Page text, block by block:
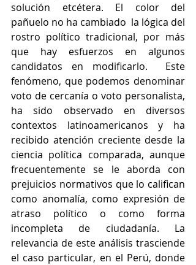
solución etcétera. El color del
pañuelo no ha cambiado  la lógica del
rostro político tradicional, por más
que hay esfuerzos en algunos
candidatos en modificarlo.  Este
fenómeno, que podemos denominar
voto de cercanía o voto personalista,
ha sido observado en diversos
contextos latinoamericanos y ha
recibido atención creciente desde la
ciencia política comparada, aunque
frecuentemente se le aborda con
prejuicios normativos que lo califican
como anomalía, como expresión de
atraso político o como forma
incompleta de ciudadanía. La
relevancia de este análisis trasciende
el caso particular, en el Perú, donde